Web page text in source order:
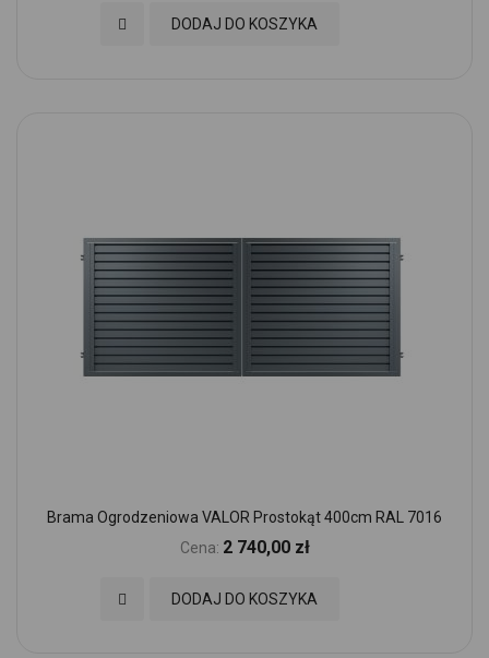
DODAJ DO KOSZYKA
Dodaj do Ulubionych
Brama Ogrodzeniowa VALOR Prostokąt 400cm RAL 7016
Cena: 2 740,00 zł
DODAJ DO KOSZYKA
Dodaj do Ulubionych